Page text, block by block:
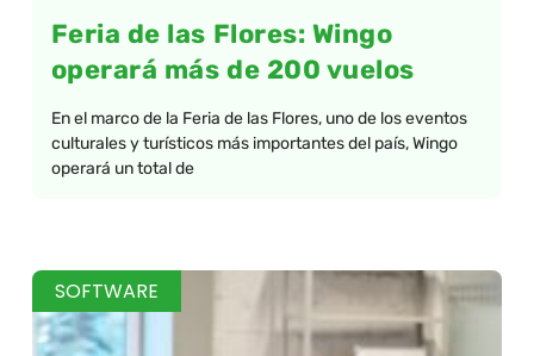
Feria de las Flores: Wingo
operará más de 200 vuelos
En el marco de la Feria de las Flores, uno de los eventos
culturales y turísticos más importantes del país, Wingo
operará un total de
SOFTWARE